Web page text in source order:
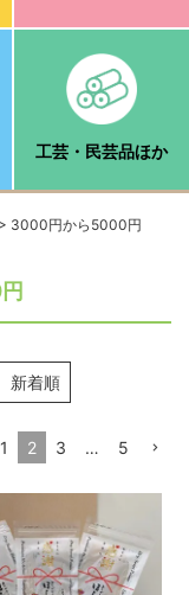
工芸・民芸品ほか
3000円から5000円
新着順
1 2 3 … 5